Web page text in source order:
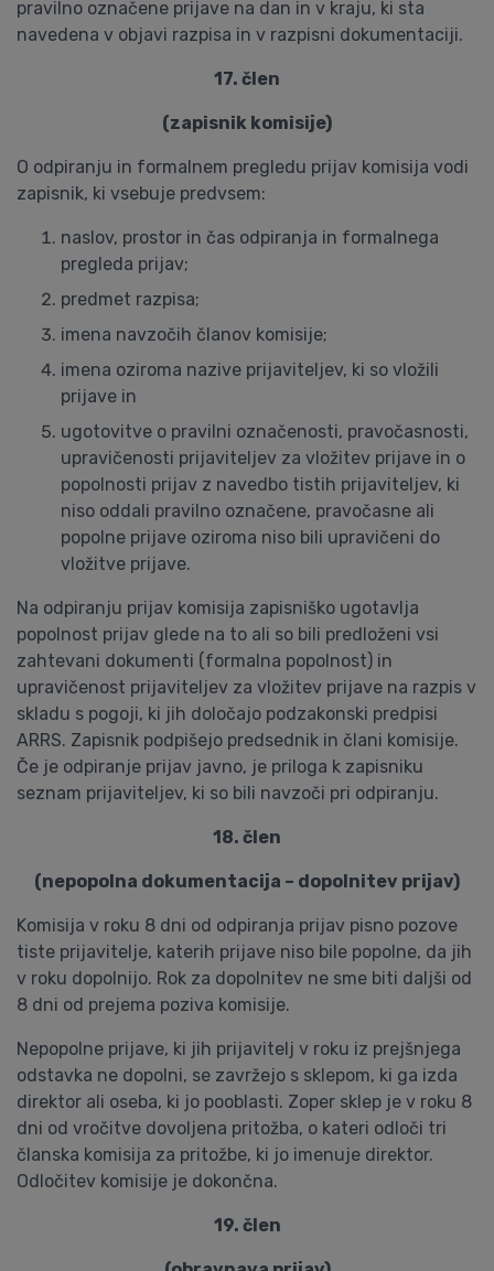
pravilno označene prijave na dan in v kraju, ki sta
navedena v objavi razpisa in v razpisni dokumentaciji.
17. člen
(zapisnik komisije)
O odpiranju in formalnem pregledu prijav komisija vodi
zapisnik, ki vsebuje predvsem:
naslov, prostor in čas odpiranja in formalnega
pregleda prijav;
predmet razpisa;
imena navzočih članov komisije;
imena oziroma nazive prijaviteljev, ki so vložili
prijave in
ugotovitve o pravilni označenosti, pravočasnosti,
upravičenosti prijaviteljev za vložitev prijave in o
popolnosti prijav z navedbo tistih prijaviteljev, ki
niso oddali pravilno označene, pravočasne ali
popolne prijave oziroma niso bili upravičeni do
vložitve prijave.
Na odpiranju prijav komisija zapisniško ugotavlja
popolnost prijav glede na to ali so bili predloženi vsi
zahtevani dokumenti (formalna popolnost) in
upravičenost prijaviteljev za vložitev prijave na razpis v
skladu s pogoji, ki jih določajo podzakonski predpisi
ARRS. Zapisnik podpišejo predsednik in člani komisije.
Če je odpiranje prijav javno, je priloga k zapisniku
seznam prijaviteljev, ki so bili navzoči pri odpiranju.
18. člen
(nepopolna dokumentacija – dopolnitev prijav)
Komisija v roku 8 dni od odpiranja prijav pisno pozove
tiste prijavitelje, katerih prijave niso bile popolne, da jih
v roku dopolnijo. Rok za dopolnitev ne sme biti daljši od
8 dni od prejema poziva komisije.
Nepopolne prijave, ki jih prijavitelj v roku iz prejšnjega
odstavka ne dopolni, se zavržejo s sklepom, ki ga izda
direktor ali oseba, ki jo pooblasti. Zoper sklep je v roku 8
dni od vročitve dovoljena pritožba, o kateri odloči tri
članska komisija za pritožbe, ki jo imenuje direktor.
Odločitev komisije je dokončna.
19. člen